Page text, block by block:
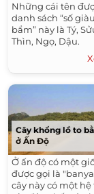
Những cái tên
danh sách “số
bẩm” này là Tý,
Thìn, Ngọ, Dậu.
Cây khổng lồ to
ở Ấn Độ
Ở ấn độ có một
được gọi là
cây này có một